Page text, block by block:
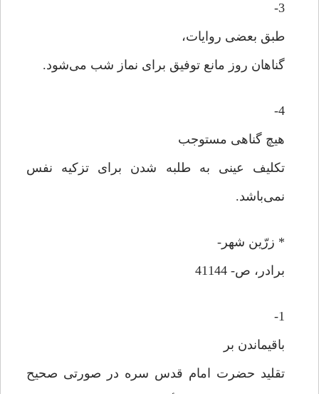
3-
طبق بعضی روایات،
گناهان روز مانع توفیق برای نماز شب می‌شود.
4-
هیچ گناهی مستوجب
تکلیف عینی به طلبه شدن برای تزکیه نفس
نمی‌باشد.
* زرّین شهر-
برادر، ص- 41144
1-
باقیماندن بر
تقلید حضرت امام قدس سره در صورتی صحیح